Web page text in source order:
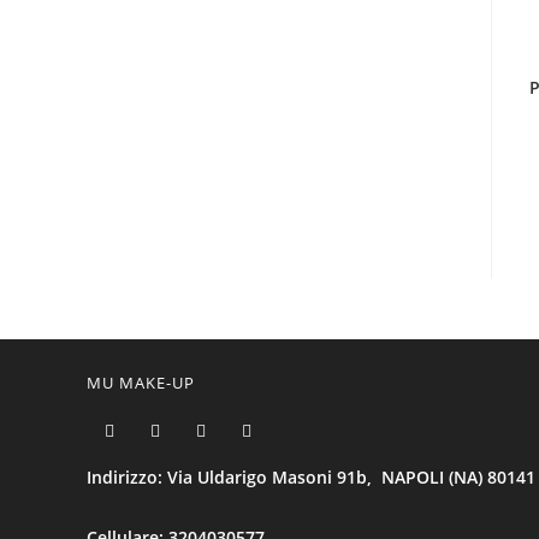
MU MAKE-UP
Indirizzo: Via Uldarigo Masoni 91b, NAPOLI (NA) 80141